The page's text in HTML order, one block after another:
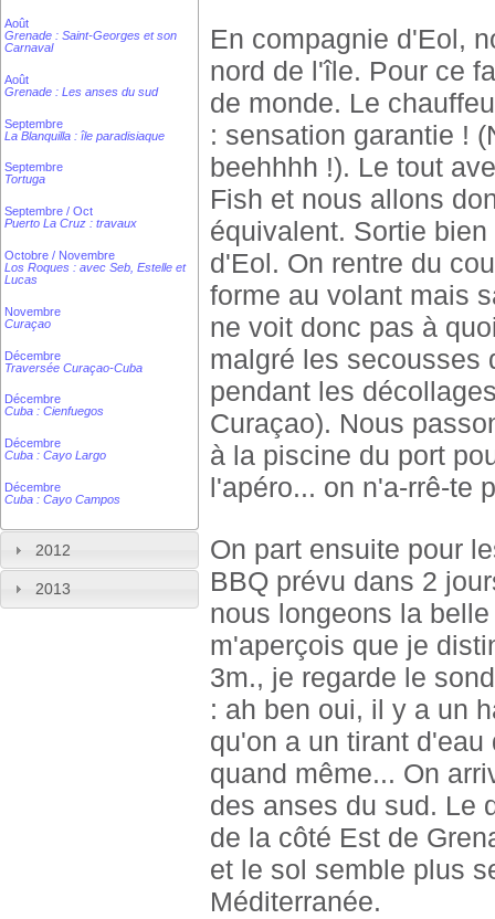
Août
Grenade : Saint-Georges et son
Carnaval
Août
Grenade : Les anses du sud
Septembre
La Blanquilla : île paradisiaque
Septembre
Tortuga
Septembre / Oct
Puerto La Cruz : travaux
Octobre / Novembre
Los Roques : avec Seb, Estelle et
Lucas
Novembre
Curaçao
Décembre
Traversée Curaçao-Cuba
Décembre
Cuba : Cienfuegos
Décembre
Cuba : Cayo Largo
Décembre
Cuba : Cayo Campos
2012
2013
En compagnie d'Eol,
nord de l'île. Pour ce
de monde. Le
: sensation garantie !
beehhhh !). Le tout
Fish et nous allons
équivalent. Sortie
d'Eol. On rentre du
forme au volant mais
ne voit donc pas à
malgré les secousses
pendant les
Curaçao). Nous
à la piscine du port
l'apéro... on n'a-rrê-te
On part ensuite pour
BBQ prévu dans 2
nous longeons la
m'aperçois que je
3m., je regarde le
: ah ben oui, il y a un
qu'on a un tirant
quand même... On
des anses du sud. Le
de la côté Est de
et le sol semble plus
Méditerranée.